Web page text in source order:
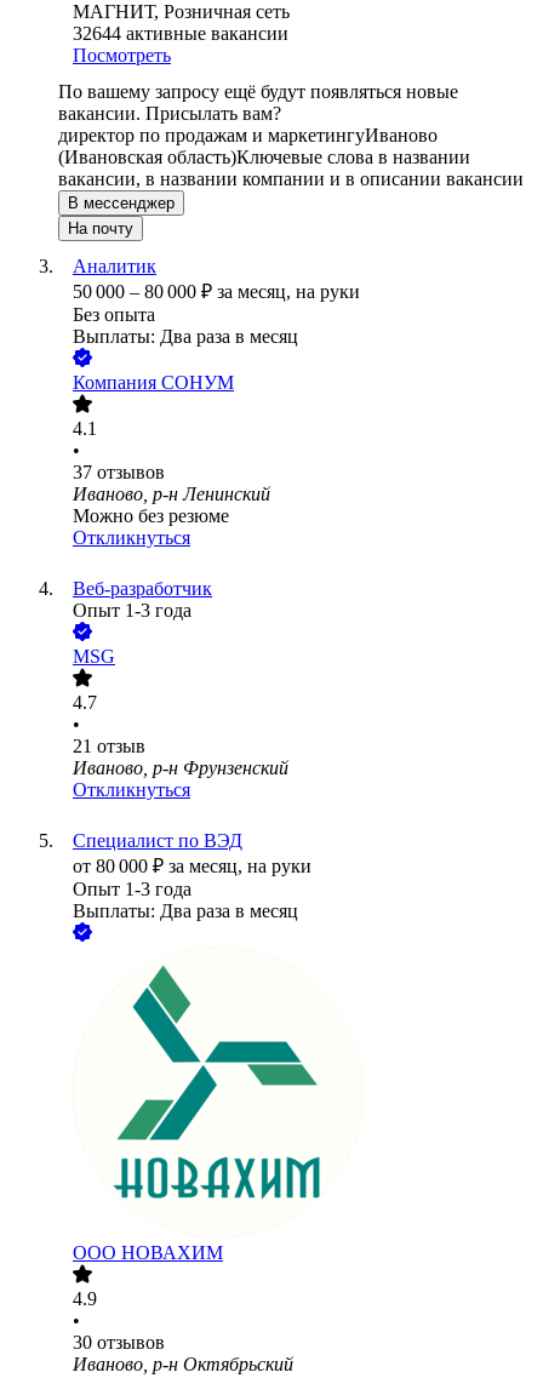
МАГНИТ, Розничная сеть
32644 активные вакансии
Посмотреть
По вашему запросу ещё будут появляться новые
вакансии. Присылать вам?
директор по продажам и маркетингуИваново
(Ивановская область)Ключевые слова в названии
вакансии, в названии компании и в описании вакансии
В мессенджер
На почту
Аналитик
50 000 – 80 000 ₽ за месяц, на руки
Без опыта
Выплаты: Два раза в месяц
Компания СОНУМ
4.1
•
37 отзывов
Иваново, р-н Ленинский
Можно без резюме
Откликнуться
Веб-разработчик
Опыт 1-3 года
MSG
4.7
•
21 отзыв
Иваново, р-н Фрунзенский
Откликнуться
Специалист по ВЭД
от 80 000 ₽ за месяц, на руки
Опыт 1-3 года
Выплаты: Два раза в месяц
ООО НОВАХИМ
4.9
•
30 отзывов
Иваново, р-н Октябрьский